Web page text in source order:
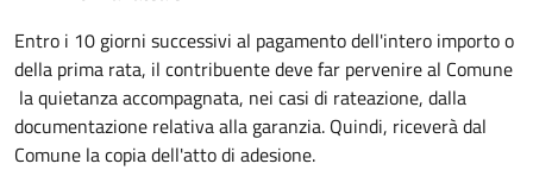
Entro i 10 giorni successivi al pagamento dell'intero importo o
della prima rata, il contribuente deve far pervenire al Comune
la quietanza accompagnata, nei casi di rateazione, dalla
documentazione relativa alla garanzia. Quindi, riceverà dal
Comune la copia dell'atto di adesione.